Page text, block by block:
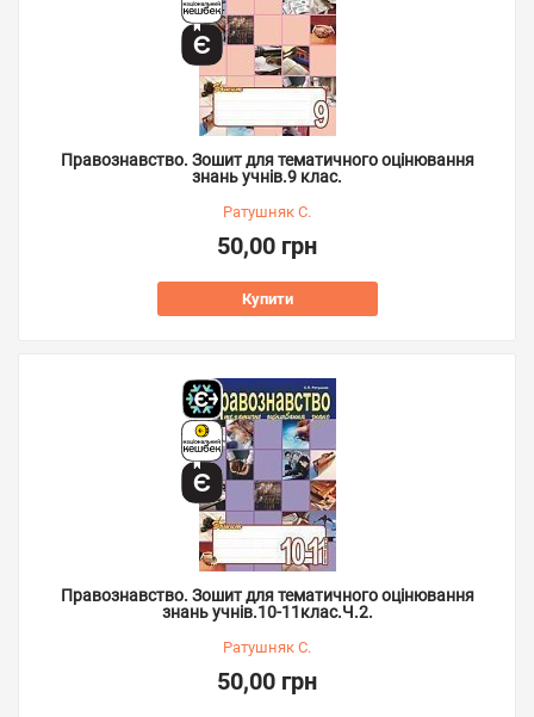
Правознавство. Зошит для тематичного оцінювання
знань учнів.9 клас.
Ратушняк С.
50,00 грн
Купити
Правознавство. Зошит для тематичного оцінювання
знань учнів.10-11клас.Ч.2.
Ратушняк С.
50,00 грн